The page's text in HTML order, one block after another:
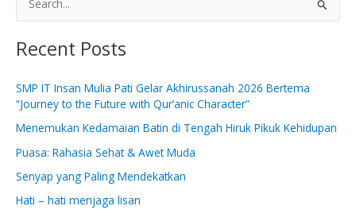
a
c
h
f
o
r
:
Recent Posts
SMP IT Insan Mulia Pati Gelar Akhirussanah 2026 Bertema
“Journey to the Future with Qur’anic Character”
Menemukan Kedamaian Batin di Tengah Hiruk Pikuk Kehidupan
Puasa: Rahasia Sehat & Awet Muda
Senyap yang Paling Mendekatkan
Hati – hati menjaga lisan